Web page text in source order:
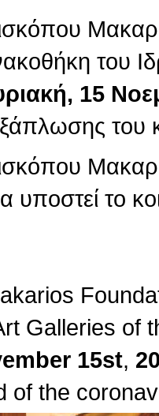
του
15
του
υποστεί το
Galleries of
15st,
of the